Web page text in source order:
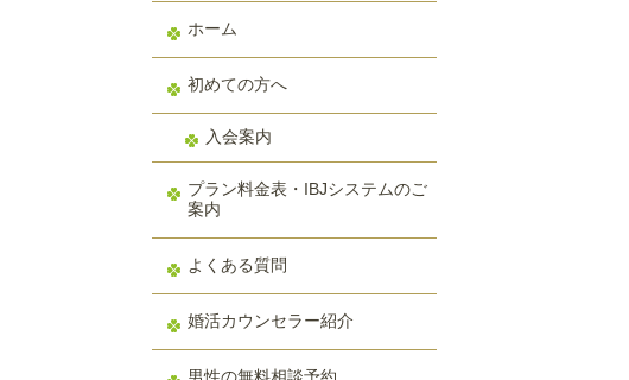
ホーム
初めての方へ
入会案内
プラン料金表・IBJシステムのご
案内
よくある質問
婚活カウンセラー紹介